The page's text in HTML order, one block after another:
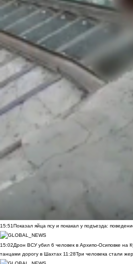
15:51Показал яйца псу и покакал у подъезда:
15:02Дрон ВСУ убил 6 человек в Архипо-Осиповке на
танцами дорогу в Шахтах 11:28Три человека стали